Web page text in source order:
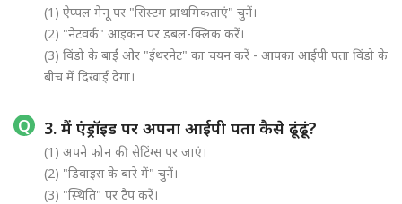
(1) ऐप्पल मेनू पर "सिस्टम प्राथमिकताएं" चुनें।
(2) "नेटवर्क" आइकन पर डबल-क्लिक करें।
(3) विंडो के बाईं ओर "ईथरनेट" का चयन करें - आपका आईपी पता विंडो के
बीच में दिखाई देगा।
3. मैं एंड्रॉइड पर अपना आईपी पता कैसे ढूंढूं?
(1) अपने फोन की सेटिंग्स पर जाएं।
(2) "डिवाइस के बारे में" चुनें।
(3) "स्थिति" पर टैप करें।